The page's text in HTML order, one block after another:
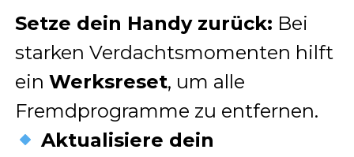
Setze dein Handy zurück: Bei
starken Verdachtsmomenten hilft
ein Werksreset, um alle
Fremdprogramme zu entfernen.
Aktualisiere dein